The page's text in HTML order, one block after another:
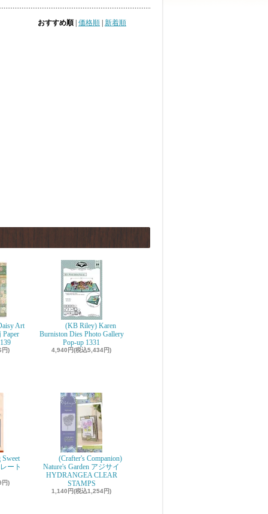
おすすめ順 価格順 新着順
Art
Paper
円)
(KB Riley) Karen
Burniston Dies Photo Gallery
Pop-up 1331
4,940円(税込5,434円)
Sweet
ート
円)
(Crafter's Companion)
Nature's Garden アジサイ
HYDRANGEA CLEAR
STAMPS
1,140円(税込1,254円)